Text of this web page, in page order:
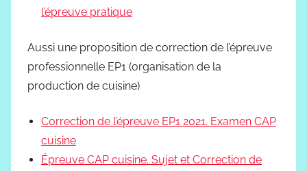
l’épreuve pratique
Aussi une proposition de correction de l’épreuve
professionnelle EP1 (organisation de la
production de cuisine)
Correction de l’épreuve EP1 2021. Examen CAP
cuisine
Épreuve CAP cuisine. Sujet et Correction de